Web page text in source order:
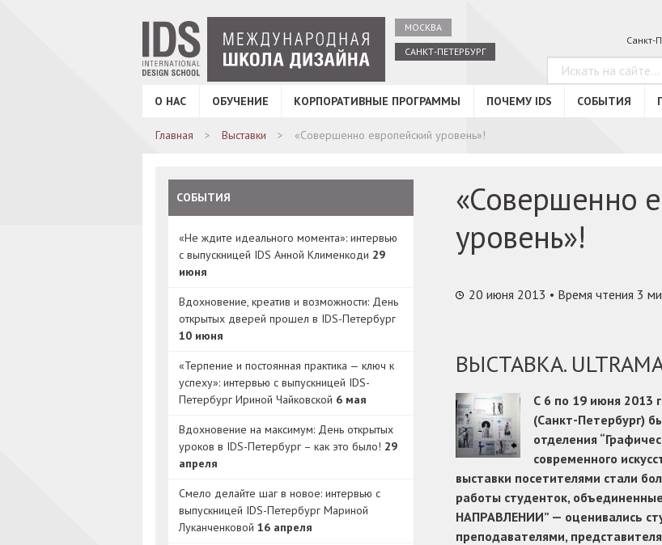
МОСКВА
САНКТ-ПЕТЕРБУРГ
Санкт-
О НАС ОБУЧЕНИЕ КОРПОРАТИВНЫЕ ПРОГРАММЫ ПОЧЕМУ IDS СОБЫТИЯ
Главная Выставки «Совершенно европейский уровень»!
СОБЫТИЯ
«Не ждите идеального момента»: интервью
с выпускницей IDS Анной Клименкоди 29
июня
Вдохновение, креатив и возможности: День
открытых дверей прошел в IDS-Петербург
10 июня
«Терпение и постоянная практика — ключ к
успеху»: интервью с выпускницей IDS-
Петербург Ириной Чайковской 6 мая
Вдохновение на максимум: День открытых
уроков в IDS-Петербург – как это было! 29
апреля
Смело делайте шаг в новое: интервью с
выпускницей IDS-Петербург Мариной
Луканченковой 16 апреля
«Совершенно
уровень»!
20 июня 2013 • Время чтения 3
ВЫСТАВКА.
С 6 по 19 июня 2013
(Санкт-Петербург)
отделения
современного
выставки посетителями стали
работы студенток,
НАПРАВЛЕНИИ” — оценивались
преподавателями,